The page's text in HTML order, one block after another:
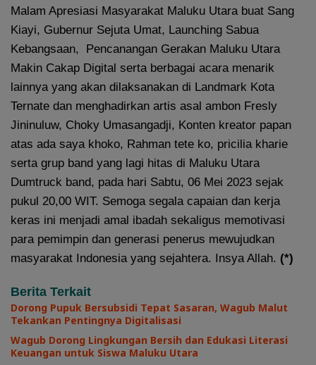
Malam Apresiasi Masyarakat Maluku Utara buat Sang
Kiayi, Gubernur Sejuta Umat, Launching Sabua
Kebangsaan, Pencanangan Gerakan Maluku Utara
Makin Cakap Digital serta berbagai acara menarik
lainnya yang akan dilaksanakan di Landmark Kota
Ternate dan menghadirkan artis asal ambon Fresly
Jininuluw, Choky Umasangadji, Konten kreator papan
atas ada saya khoko, Rahman tete ko, pricilia kharie
serta grup band yang lagi hitas di Maluku Utara
Dumtruck band, pada hari Sabtu, 06 Mei 2023 sejak
pukul 20,00 WIT. Semoga segala capaian dan kerja
keras ini menjadi amal ibadah sekaligus memotivasi
para pemimpin dan generasi penerus mewujudkan
masyarakat Indonesia yang sejahtera. Insya Allah. (*)
Berita Terkait
Dorong Pupuk Bersubsidi Tepat Sasaran, Wagub Malut
Tekankan Pentingnya Digitalisasi
Wagub Dorong Lingkungan Bersih dan Edukasi Literasi
Keuangan untuk Siswa Maluku Utara